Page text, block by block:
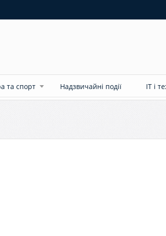
та спорт Надзвичайні події ІТ і